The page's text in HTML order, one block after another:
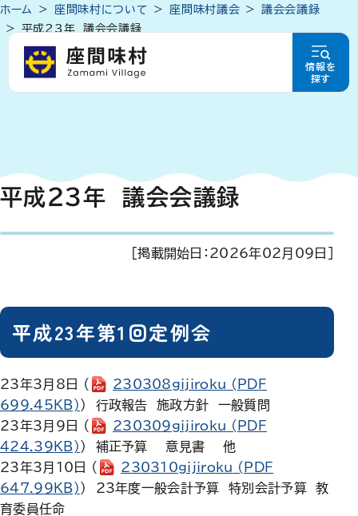
情報を
探す
ホーム 座間味村について 座間味村議会
議会会議録
平成23年 議会会議録
平成23年 議会会議録
[掲載開始日： 2026年02月09日
平成23年第1回定例会
23年3月8日 （ 230308gijiroku (PDF
699.45KB) ） 行政報告 施政方針 一般質問
23年3月9日 （
230309gijiroku (PDF
424.39KB) ） 補正予算 意見書 他
23年3月10日 （
230310gijiroku (PDF
647.99KB) ） 23年度一般会計予算 特別会計予算 教
育委員任命